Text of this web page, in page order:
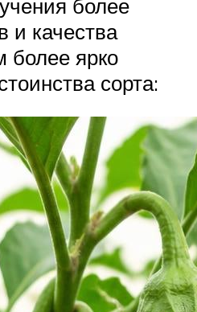
более
и качества
более ярко
сорта: